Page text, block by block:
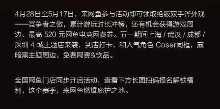
4月28日至5月17日，来网鱼参与活动即可领取绝版双手斧外观
——竞争者之傲，累计游玩时长冲榜，还有机会获得游戏周
边、最高 520 元网鱼电竞网费券。五一期间上海 / 武汉 / 成都 /
深圳 4 城主题店来袭，到店打卡，和人气角色 Coser同框，赢
暗黑主题周边、免费网费&饮品。
全国网鱼门店同步开启活动，查看下方长图扫码报名解锁福
利，这个赛季，来网鱼燃爆庇护之地。